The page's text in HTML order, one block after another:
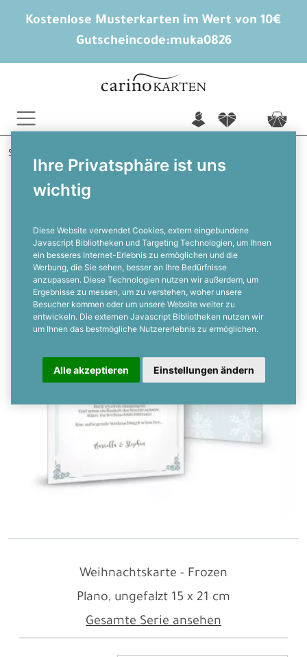
Kostenlose Musterkarten im Wert von 10€
Gutscheincode:muka0826
Ihre Privatsphäre ist uns
wichtig
Diese Website verwendet Cookies, extern eingebundene
Javascript Bibliotheken und Targeting Technologien, um Ihnen
ein besseres Internet-Erlebnis zu ermöglichen und die
Werbung, die Sie sehen, besser an Ihre Bedürfnisse
anzupassen. Diese Technologien nutzen wir außerdem, um
Ergebnisse zu messen, um zu verstehen, woher unsere
Besucher kommen oder um unsere Website weiter zu
entwickeln. Die externen Javascript Bibliotheken nutzen wir
um Ihnen das bestmögliche Nutzererlebnis zu ermöglichen.
Alle akzeptieren Einstellungen ändern
n f c
Startseite
Weihnachtskarte mit Eiskristallen in
Weihnachtskarte - Frozen
Gesamte Serie ansehen
Plano, ungefalzt 15 x 21 cm